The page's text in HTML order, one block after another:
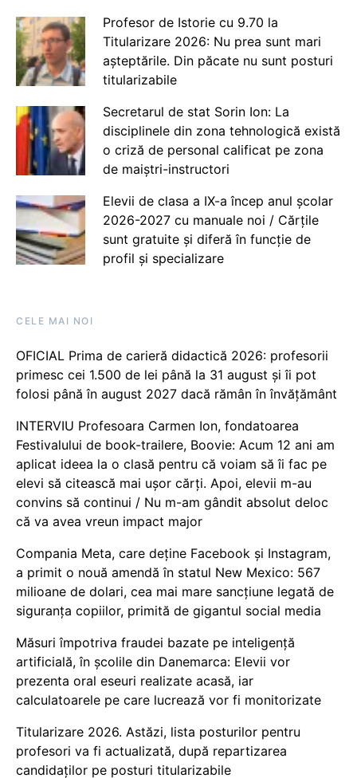
Profesor de Istorie cu 9.70 la
Titularizare 2026: Nu prea sunt mari
așteptările. Din păcate nu sunt posturi
titularizabile
Secretarul de stat Sorin Ion: La
disciplinele din zona tehnologică există
o criză de personal calificat pe zona
de maiștri-instructori
Elevii de clasa a IX-a încep anul școlar
2026-2027 cu manuale noi / Cărțile
sunt gratuite și diferă în funcție de
profil și specializare
CELE MAI NOI
OFICIAL Prima de carieră didactică 2026: profesorii
primesc cei 1.500 de lei până la 31 august și îi pot
folosi până în august 2027 dacă rămân în învățământ
INTERVIU Profesoara Carmen Ion, fondatoarea
Festivalului de book-trailere, Boovie: Acum 12 ani am
aplicat ideea la o clasă pentru că voiam să îi fac pe
elevi să citească mai ușor cărți. Apoi, elevii m-au
convins să continui / Nu m-am gândit absolut deloc
că va avea vreun impact major
Compania Meta, care deține Facebook și Instagram,
a primit o nouă amendă în statul New Mexico: 567
milioane de dolari, cea mai mare sancțiune legată de
siguranța copiilor, primită de gigantul social media
Măsuri împotriva fraudei bazate pe inteligență
artificială, în școlile din Danemarca: Elevii vor
prezenta oral eseuri realizate acasă, iar
calculatoarele pe care lucrează vor fi monitorizate
Titularizare 2026. Astăzi, lista posturilor pentru
profesori va fi actualizată, după repartizarea
candidaților pe posturi titularizabile